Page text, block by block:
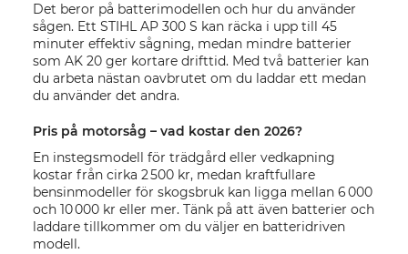
Det beror på batterimodellen och hur du använder
sågen. Ett STIHL AP 300 S kan räcka i upp till 45
minuter effektiv sågning, medan mindre batterier
som AK 20 ger kortare drifttid. Med två batterier kan
du arbeta nästan oavbrutet om du laddar ett medan
du använder det andra.
Pris på motorsåg – vad kostar den 2026?
En instegsmodell för trädgård eller vedkapning
kostar från cirka 2 500 kr, medan kraftfullare
bensinmodeller för skogsbruk kan ligga mellan 6 000
och 10 000 kr eller mer. Tänk på att även batterier och
laddare tillkommer om du väljer en batteridriven
modell.